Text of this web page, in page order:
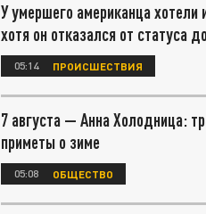
У умершего американца хотели
хотя он отказался от статуса
05:14 ПРОИСШЕСТВИЯ
7 августа — Анна Холодница:
приметы о зиме
05:08 ОБЩЕСТВО